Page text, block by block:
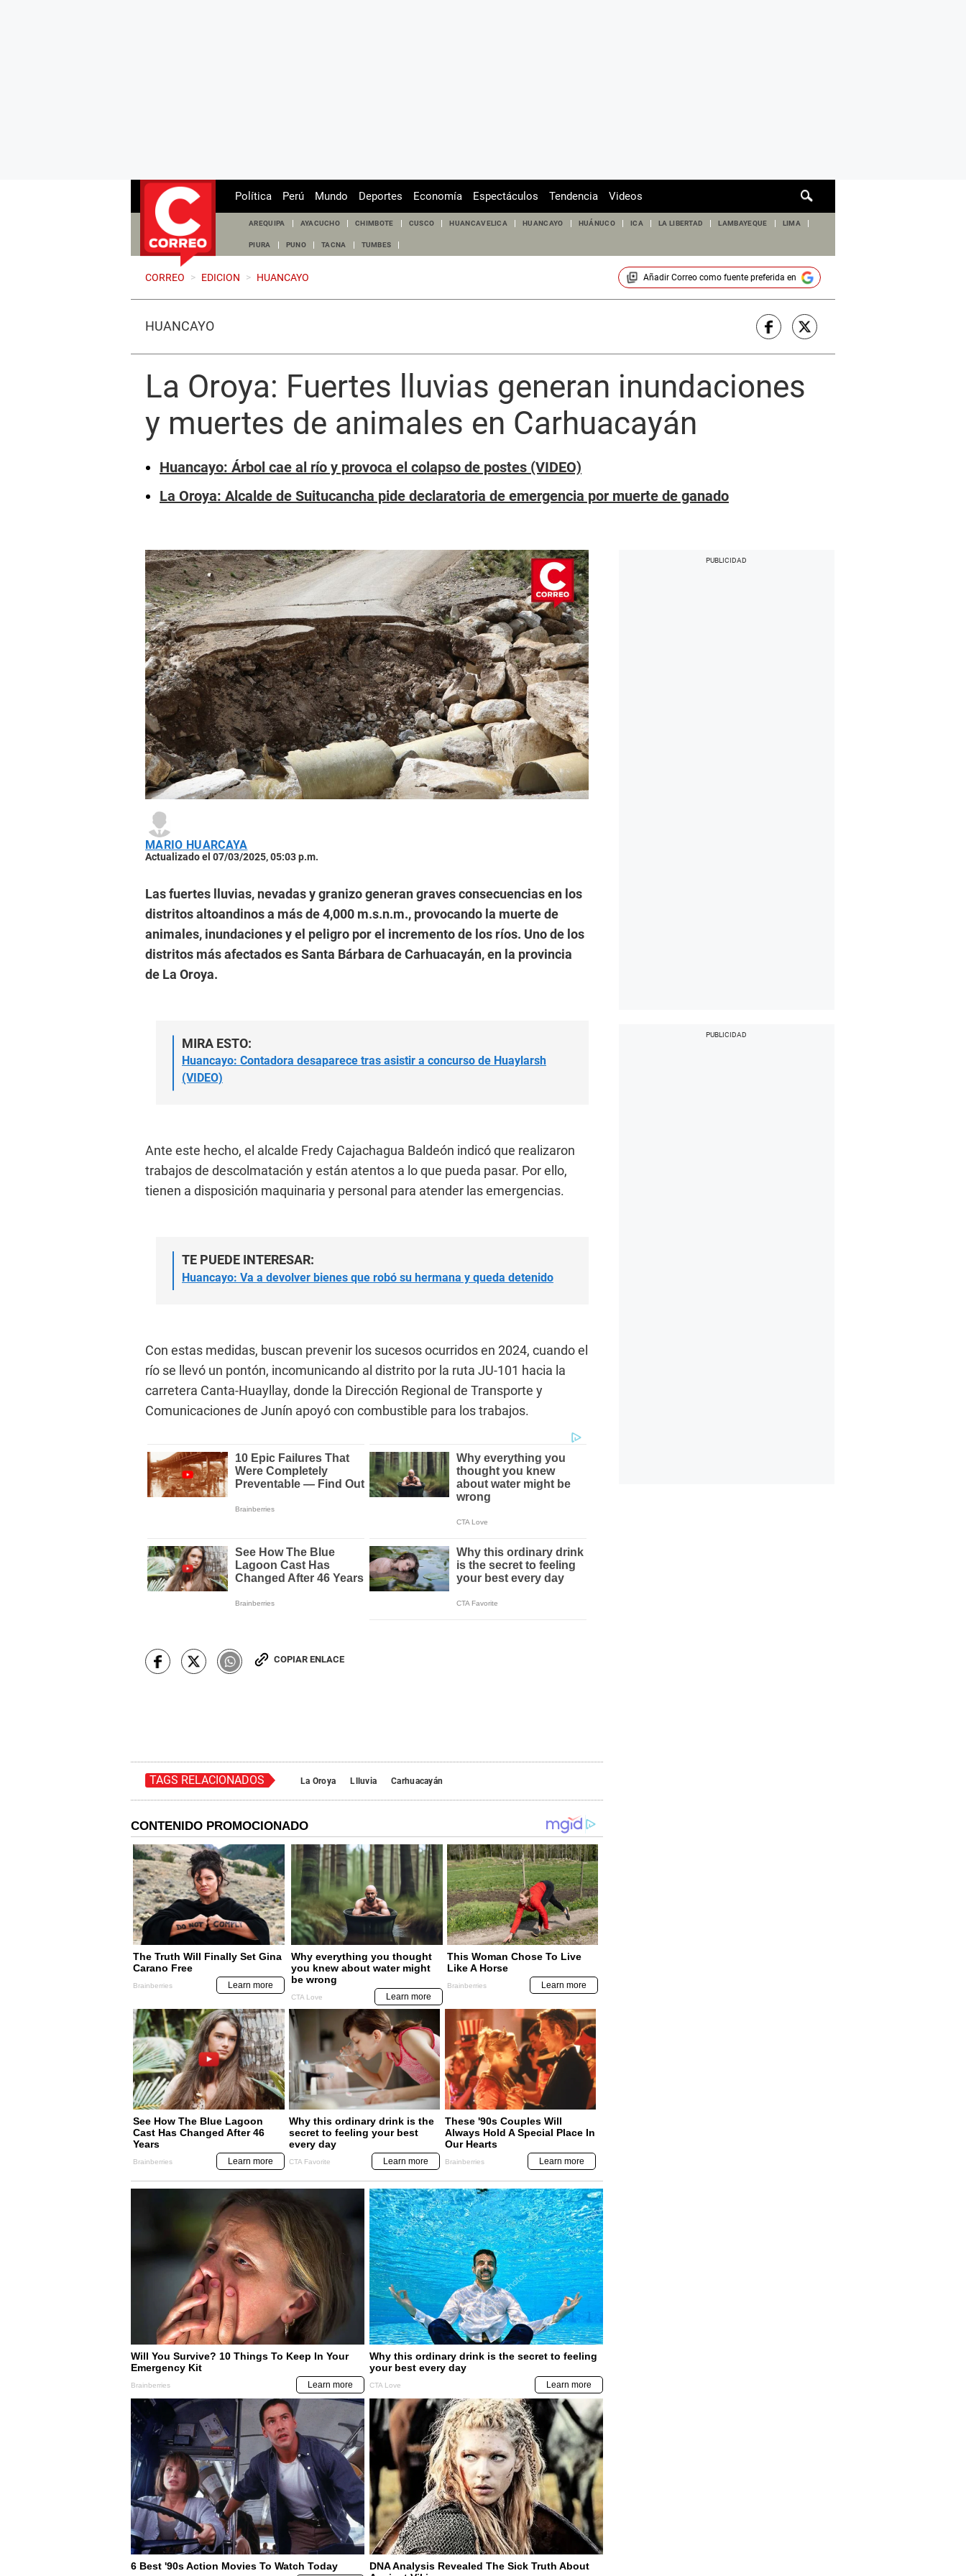
de
Política Perú Mundo Deportes Economía Espectáculos Tendencia Videos
AREQUIPA AYACUCHO CHIMBOTE CUSCO HUANCAVELICA HUANCAYO HUÁNUCO ICA LA LIBERTAD LAMBAYEQUE LIMA
PIURA PUNO TACNA TUMBES
CORREO > EDICION > HUANCAYO Añadir Correocomo fuente preferida en
HUANCAYO
La Oroya: Fuertes lluvias generan inundaciones
y muertes de animales en Carhuacayán
Huancayo: Árbol cae al río y provoca el colapso de postes (VIDEO)
La Oroya: Alcalde de Suitucancha pide declaratoria de emergencia por muerte de ganado
MARIO HUARCAYA
Actualizado el 07/03/2025, 05:03 p.m.
Las fuertes lluvias, nevadas y granizo generan graves consecuencias en los
distritos altoandinos a más de 4,000 m.s.n.m., provocando la muerte de
animales, inundaciones y el peligro por el incremento de los ríos. Uno de los
distritos más afectados es Santa Bárbara de Carhuacayán, en la provincia
de La Oroya.
MIRA ESTO:
Huancayo: Contadora desaparece tras asistir a concurso de Huaylarsh
(VIDEO)
Ante este hecho, el alcalde Fredy Cajachagua Baldeón indicó que realizaron
trabajos de descolmatación y están atentos a lo que pueda pasar. Por ello,
tienen a disposición maquinaria y personal para atender las emergencias.
TE PUEDE INTERESAR:
Huancayo: Va a devolver bienes que robó su hermana y queda detenido
Con estas medidas, buscan prevenir los sucesos ocurridos en 2024, cuando el
río se llevó un pontón, incomunicando al distrito por la ruta JU-101 hacia la
carretera Canta-Huayllay, donde la Dirección Regional de Transporte y
Comunicaciones de Junín apoyó con combustible para los trabajos.
COPIAR ENLACE
TAGS RELACIONADOS La Oroya Llluvia Carhuacayán